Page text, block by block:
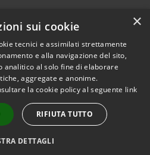
Copyright © 2024 •
Comune diGrottaminarda
• Powered byMunicipium
•Redazione
×
sui cookie
tecnici e assimilati strettamente
e alla navigazione del sito,
analitico al solo fine di elaborare
aggregate e anonime.
la cookie policy al seguente link
RIFIUTA TUTTO
DETTAGLI